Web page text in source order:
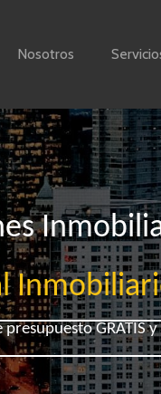
Nosotros
presupuesto GRATIS